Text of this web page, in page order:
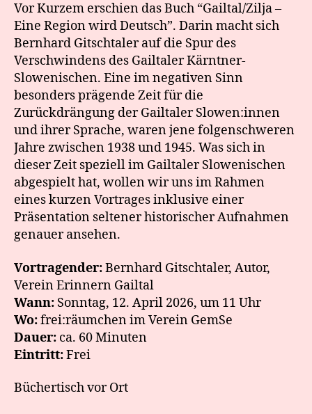
Vor Kurzem erschien das Buch “Gailtal/Zilja –
Eine Region wird Deutsch”. Darin macht sich
Bernhard Gitschtaler auf die Spur des
Verschwindens des Gailtaler Kärntner-
Slowenischen. Eine im negativen Sinn
besonders prägende Zeit für die
Zurückdrängung der Gailtaler Slowen:innen
und ihrer Sprache, waren jene folgenschweren
Jahre zwischen 1938 und 1945. Was sich in
dieser Zeit speziell im Gailtaler Slowenischen
abgespielt hat, wollen wir uns im Rahmen
eines kurzen Vortrages inklusive einer
Präsentation seltener historischer Aufnahmen
genauer ansehen.
Vortragender:Bernhard Gitschtaler, Autor,
Verein Erinnern Gailtal
Wann: Sonntag, 12. April 2026, um 11 Uhr
Wo:frei:räumchen im Verein GemSe
Dauer: ca. 60 Minuten
Eintritt:Frei
Büchertisch vor Ort